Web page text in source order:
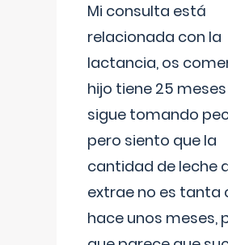
Mi consulta está
relacionada con la
lactancia, os
hijo tiene 25
sigue tomando
pero siento que la
cantidad de leche
extrae no es tanta
hace unos meses,